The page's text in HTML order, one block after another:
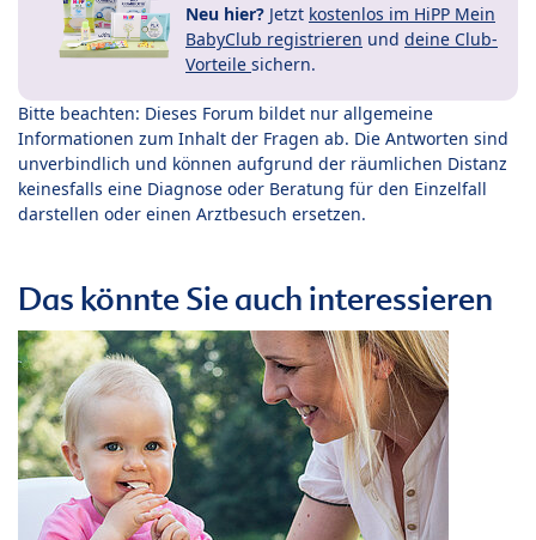
Neu hier? Jetzt kostenlos im HiPP Mein
BabyClub registrieren und deine Club-
Vorteile sichern.
Bitte beachten: Dieses Forum bildet nur allgemeine
Informationen zum Inhalt der Fragen ab. Die Antworten sind
unverbindlich und können aufgrund der räumlichen Distanz
keinesfalls eine Diagnose oder Beratung für den Einzelfall
darstellen oder einen Arztbesuch ersetzen.
Das könnte Sie auch interessieren